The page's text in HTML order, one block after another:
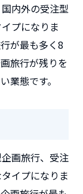
内外の受注型
プになりま
が最も多く8
旅行が残りを
業態です。
画旅行、受注
イプになりま